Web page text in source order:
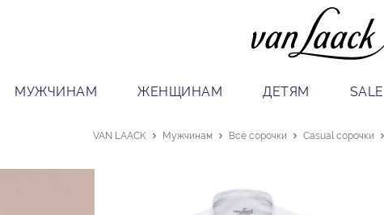
МУЖЧИНАМ ЖЕНЩИНАМ ДЕТЯМ SALE
VAN LAACK Мужчинам Все сорочки Casual сорочки